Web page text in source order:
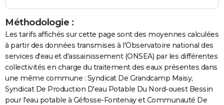
Méthodologie :
Les tarifs affichés sur cette page sont des moyennes calculées
à partir des données transmises à l'Observatoire national des
services d'eau et d'assainissement (ONSEA) par les différentes
collectivités en charge du traitement des eaux présentes dans
une même commune : Syndicat De Grandcamp Maisy,
Syndicat De Production D'eau Potable Du Nord-ouest Bessin
pour l'eau potable à Géfosse-Fontenay et Communauté De